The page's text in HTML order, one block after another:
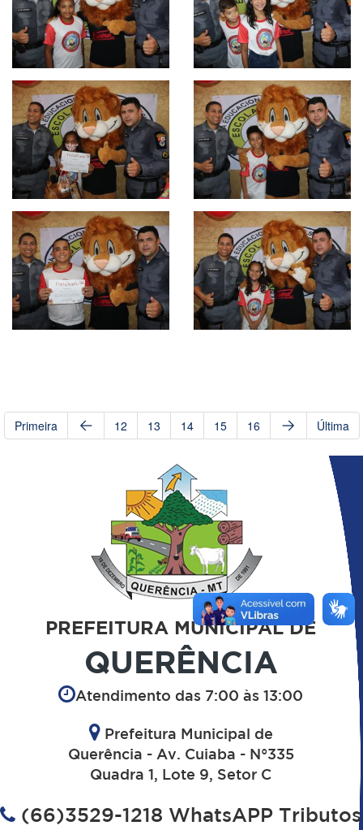
Primeira 12 13 14 15 16 Última
PREFEITURA MUNICIPAL DE
QUERÊNCIA
Atendimento das 7:00 às 13:00
Prefeitura Municipal de
Querência - Av. Cuiaba - N°335
Quadra 1, Lote 9, Setor C
(66)3529-1218 WhatsAPP Tributos